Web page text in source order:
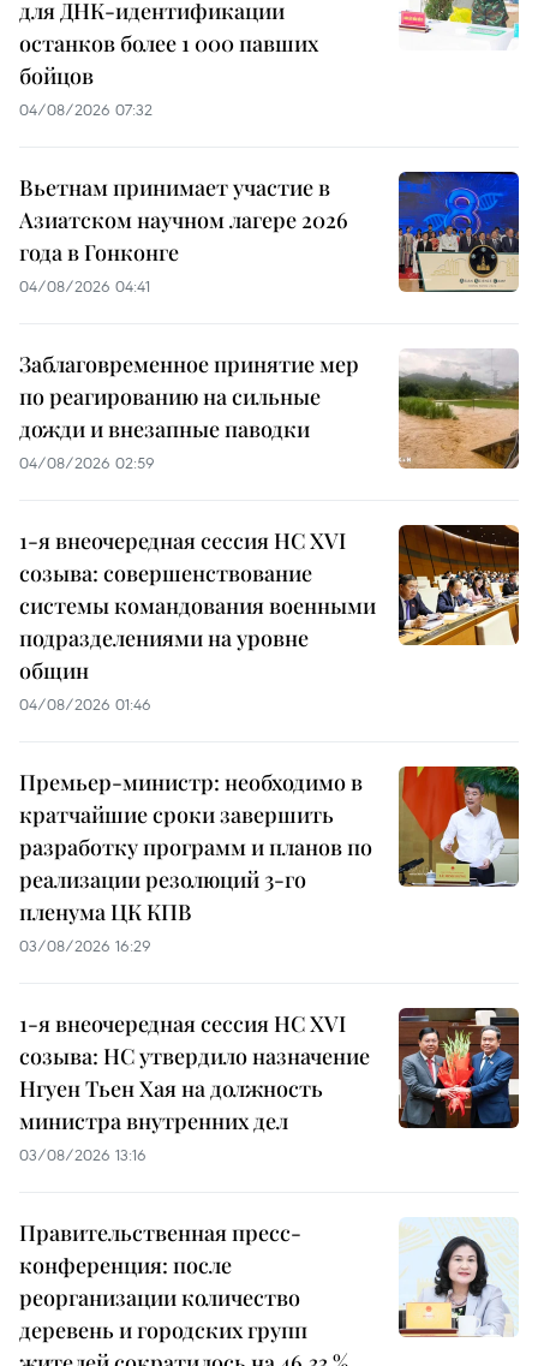
для ДНК-идентификации
останков более 1 000 павших
бойцов
04/08/2026 07:32
Вьетнам принимает участие в
Азиатском научном лагере 2026
года в Гонконге
04/08/2026 04:41
Заблаговременное принятие мер
по реагированию на сильные
дожди и внезапные паводки
04/08/2026 02:59
1-я внеочередная сессия НС XVI
созыва: совершенствование
системы командования военными
подразделениями на уровне
общин
04/08/2026 01:46
Премьер-министр: необходимо в
кратчайшие сроки завершить
разработку программ и планов по
реализации резолюций 3-го
пленума ЦК КПВ
03/08/2026 16:29
1-я внеочередная сессия НС XVI
созыва: НС утвердило назначение
Нгуен Тьен Хая на должность
министра внутренних дел
03/08/2026 13:16
Правительственная пресс-
конференция: после
реорганизации количество
деревень и городских групп